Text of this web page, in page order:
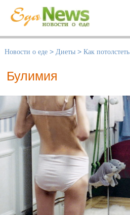
Новости о еде > Диеты > Как потолстеть
Булимия